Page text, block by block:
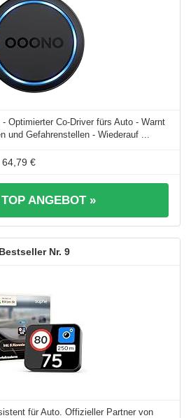
Optimierter Co-Driver fürs Auto - Warnt
und Gefahrenstellen - Wiederauf ...
64,79 €
ANGEBOT »
9
für Auto. Offizieller Partner von